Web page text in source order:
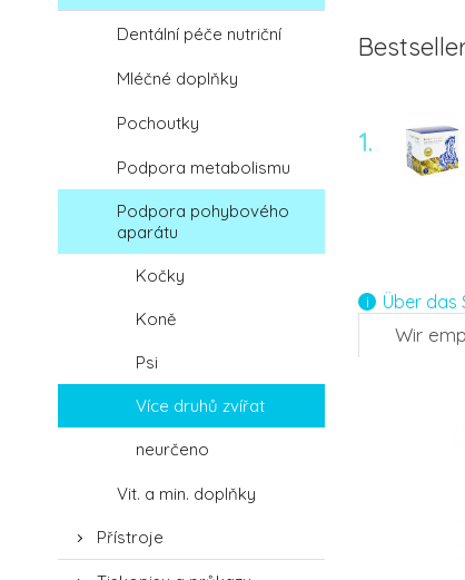
Dentální péče nutriční
Mléčné doplňky
Pochoutky
Podpora metabolismu
Podpora pohybového
aparátu
Kočky
Koně
Psi
Více druhů zvířat
neurčeno
Vit. a min. doplňky
Přístroje
1.
Über das
Wir